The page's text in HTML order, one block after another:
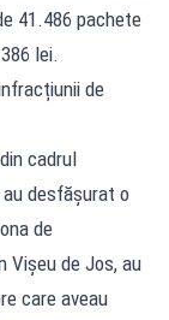
41.486 pachete
lei.
de
cadrul
desfășurat o
de
Vișeu de Jos, au
care aveau